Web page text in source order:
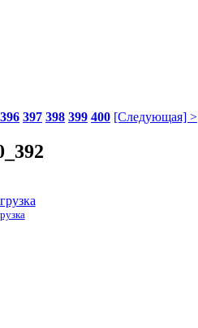
396 397 398 399 400 [Следующая] >